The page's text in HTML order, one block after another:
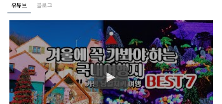
유튜브 블로그